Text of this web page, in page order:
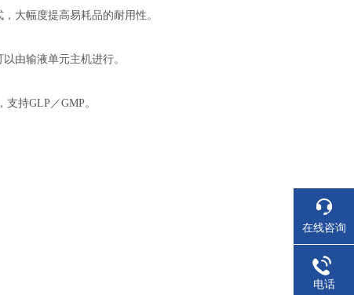
大幅度提高易耗品的耐用性。
由输液单元主机进行。
持GLP／GMP。
在线咨询
电话